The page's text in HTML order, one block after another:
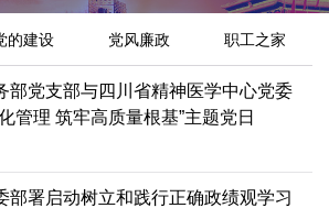
的建设 党风廉政 职工之家
部党支部与四川省精神医学中心党委
管理 筑牢高质量根基”主题党日
部署启动树立和践行正确政绩观学习